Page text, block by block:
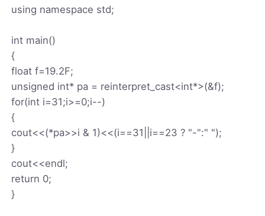
using namespace std;
int main()
{
float f=19.2F;
unsigned int* pa = reinterpret_cast<int*>(&f);
for(int i=31;i>=0;i--)
{
cout<<(*pa>>i & 1)<<(i==31||i==23 ? "-":" ");
}
cout<<endl;
return 0;
}